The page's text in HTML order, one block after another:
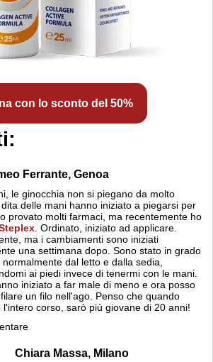
con lo sconto del 50%
Ferrante, Genoa
le ginocchia non si piegano da molto
delle mani hanno iniziato a piegarsi per
provato molti farmaci, ma recentemente ho
. Ordinato, iniziato ad applicare.
ma i cambiamenti sono iniziati
una settimana dopo. Sono stato in grado
normalmente dal letto e dalla sedia,
ai piedi invece di tenermi con le mani.
iniziato a far male di meno e ora posso
un filo nell'ago. Penso che quando
l'intero corso, sarò più giovane di 20 anni!
Chiara Massa, Milano